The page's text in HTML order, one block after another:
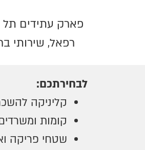
פארק עתידים תל
רפאל, שירותי
לבחירתכם:
קליניקה
קומות
שטחי פריקה